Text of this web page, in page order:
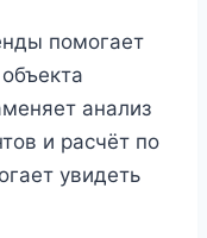
помогает
анализ
и расчёт по
увидеть